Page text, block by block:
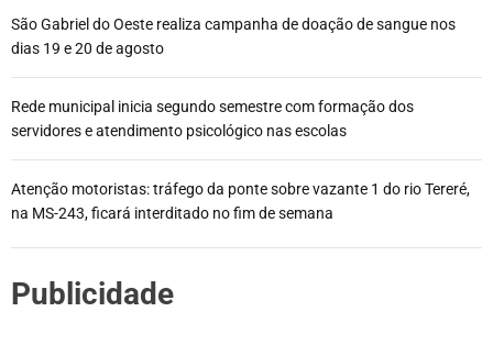
São Gabriel do Oeste realiza campanha de doação de sangue nos
dias 19 e 20 de agosto
Rede municipal inicia segundo semestre com formação dos
servidores e atendimento psicológico nas escolas
Atenção motoristas: tráfego da ponte sobre vazante 1 do rio Tereré,
na MS-243, ficará interditado no fim de semana
Publicidade